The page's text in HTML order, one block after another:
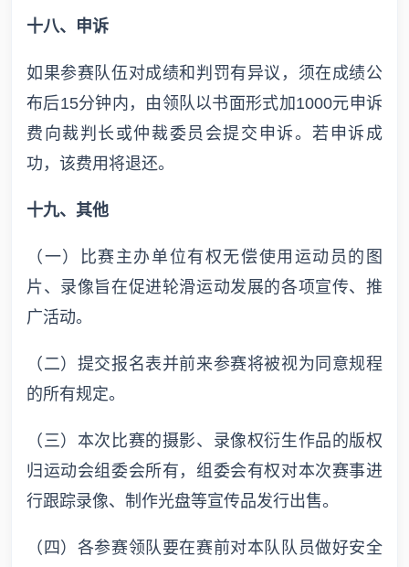
十八、申诉
如果参赛队伍对成绩和判罚有异议，须在成绩公
布后15分钟内，由领队以书面形式加1000元申诉
费向裁判长或仲裁委员会提交申诉。若申诉成
功，该费用将退还。
十九、其他
（一）比赛主办单位有权无偿使用运动员的图
片、录像旨在促进轮滑运动发展的各项宣传、推
广活动。
（二）提交报名表并前来参赛将被视为同意规程
的所有规定。
（三）本次比赛的摄影、录像权衍生作品的版权
归运动会组委会所有，组委会有权对本次赛事进
行跟踪录像、制作光盘等宣传品发行出售。
（四）各参赛领队要在赛前对本队队员做好安全